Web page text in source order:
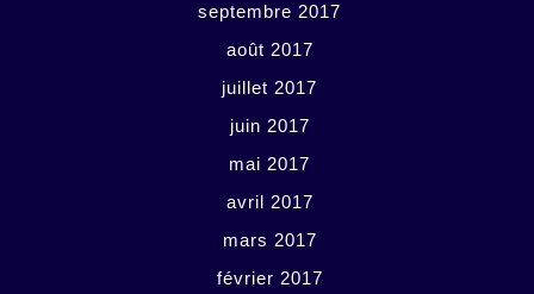
septembre 2017
août 2017
juillet 2017
juin 2017
mai 2017
avril 2017
mars 2017
février 2017